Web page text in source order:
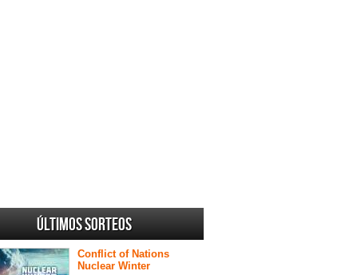
Últimos sorteos
Conflict of Nations
Nuclear Winter